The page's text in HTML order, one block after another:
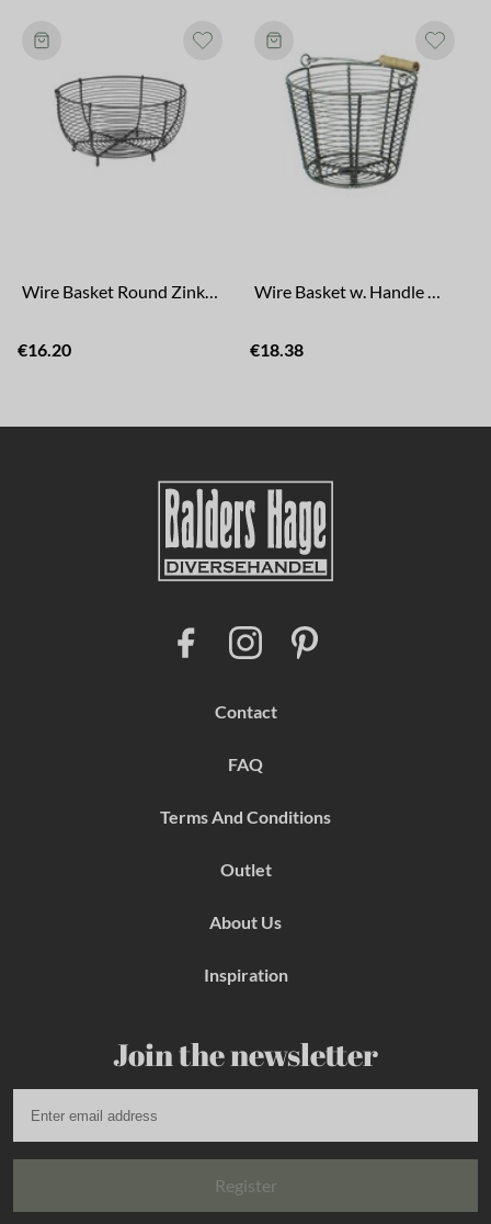
Wire Basket Round Zink Small
€16.20
Wire Basket w. Handle Coned Zink Small
€18.38
Contact
FAQ
Terms And Conditions
Outlet
About Us
Inspiration
Join the newsletter
Register
I
n
g
a
m